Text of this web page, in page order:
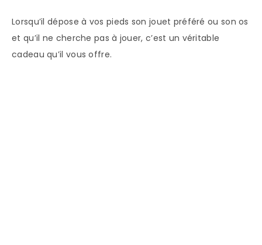
Lorsqu’il dépose à vos pieds son jouet préféré ou son os
et qu’il ne cherche pas à jouer, c’est un véritable
cadeau qu’il vous offre.